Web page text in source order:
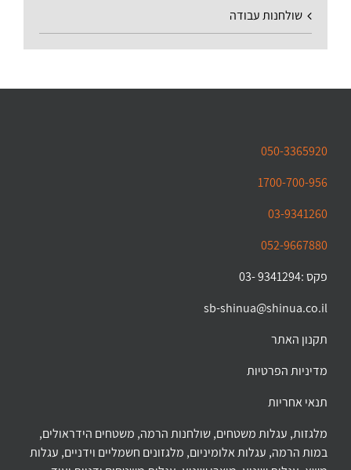
שולחנות עבודה
050-3365920
1700-700-956
03-9341260
052-9667880
פקס :9341294 -03
sb-shinua@shinua.co.il
תקנון האתר
מדיניות הפרטיות
תנאי אחריות
מלגזות, עגלות משטחים, שולחנות הרמה, משטחים הידראולים,
במות הרמה, עגלות אלומיניום, מלגזונים חשמליים וידניים, עגלות